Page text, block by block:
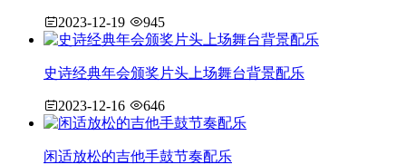
2023-12-19 945
史诗经典年会颁奖片头上场舞台背景配乐
2023-12-16 646
闲适放松的吉他手鼓节奏配乐